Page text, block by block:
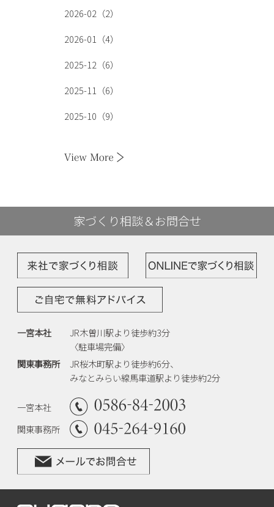
2026-02（2）
2026-01（4）
2025-12（6）
2025-11（6）
2025-10（9）
家づくり相談＆お問合せ
一宮本社
JR木曽川駅より徒歩約3分
〈駐車場完備〉
関東事務所
JR桜木町駅より徒歩約6分、
みなとみらい線馬車道駅より徒歩約2分
一宮本社
関東事務所